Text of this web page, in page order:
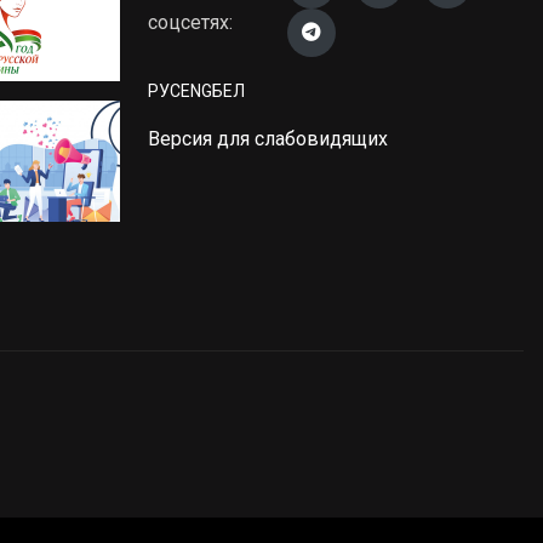
соцсетях:
РУСENGБЕЛ
Версия для слабовидящих